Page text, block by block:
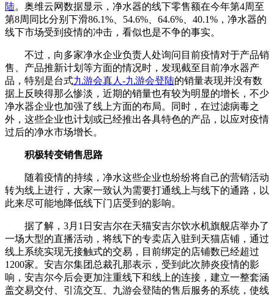
陆。奥维云网数据显示，净水器的线下零售额在今年第4周至
第8周同比分别下滑86.1%、54.6%、64.6%、40.1%，净水器的
线下市场受到疫情的冲击，看似也是不争的事实。
不过，向多家净水企业负责人处询问目前疫情对于产品销
售、产品推新计划等方面的情况时，发现截至目前净水器产
品，特别是台式九游会真人-九游会登陆的销量表现并没有数
据上反映得那么惨淡，近期的销量也有较为明显的增长，不少
净水器企业也加强了线上方面的布局。同时，在过滤病毒之
外，这些企业也计划或已经推出各具特色的产品，以应对疫情
过后的净水市场增长。
积极转变销售思路
随着疫情的持续，净水这些企业也纷纷将自己的营销活动
转为线上进行，大家一致认为需要打通线上与线下的通路，以
此来尽可能地降低线下门店受到的影响。
据了解，3月1日安吉尔在天猫安吉尔饮水机旗舰店举办了
一场大型的直播活动，将线下的专卖店入驻到天猫店铺，通过
线上系统实现无接触式的交易，目前绑定的店铺数已经超过
1200家。安吉尔集团总裁孔那表示，受到此次肺炎疫情的影
响，安吉尔今后会更加注重线下和线上的连接，建立一整套涵
盖交易交付、引流交互、九游会登陆的售后服务的系统，使线